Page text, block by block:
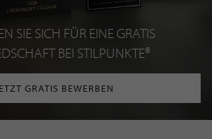
SIE SICH FÜR EINE GRATIS
BEI STILPUNKTE®
GRATIS BEWERBEN